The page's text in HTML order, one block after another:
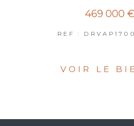
469 000 €
REF :
VOIR LE